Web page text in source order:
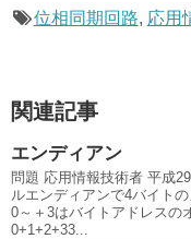
位相同期回路, 応用
関連記事
エンディアン
問題 応用情報技術者 平成
ルエンディアンで4バイト
0～＋3はバイトアドレスの
0+1+2+33...